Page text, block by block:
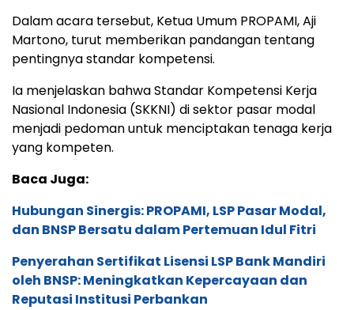
Dalam acara tersebut, Ketua Umum PROPAMI, Aji
Martono, turut memberikan pandangan tentang
pentingnya standar kompetensi.
Ia menjelaskan bahwa Standar Kompetensi Kerja
Nasional Indonesia (SKKNI) di sektor pasar modal
menjadi pedoman untuk menciptakan tenaga kerja
yang kompeten.
Baca Juga:
Hubungan Sinergis: PROPAMI, LSP Pasar Modal,
dan BNSP Bersatu dalam Pertemuan Idul Fitri
Penyerahan Sertifikat Lisensi LSP Bank Mandiri
oleh BNSP: Meningkatkan Kepercayaan dan
Reputasi Institusi Perbankan